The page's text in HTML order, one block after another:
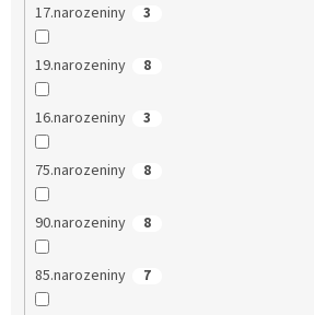
17.narozeniny 3
19.narozeniny 8
16.narozeniny 3
75.narozeniny 8
90.narozeniny 8
85.narozeniny 7